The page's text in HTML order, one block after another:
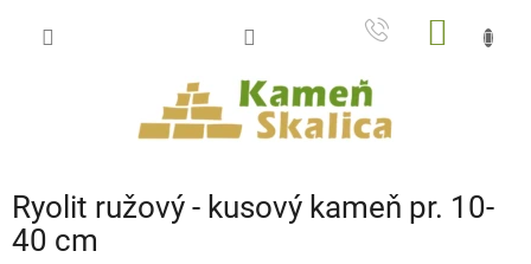
Ryolit ružový - kusový kameň pr. 10-
40 cm